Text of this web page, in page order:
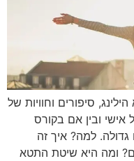
סיפורים וחוויות של
ובין אם בקורס
למה? איך זה
ומה היא שיטת התטא